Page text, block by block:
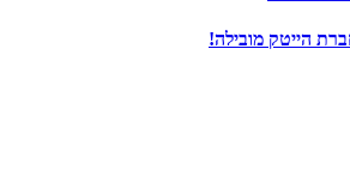
הייטק מובילה!